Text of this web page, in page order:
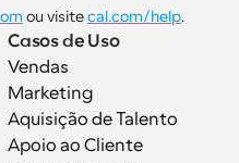
ou visite cal.com/help.
Casos de Uso
Vendas
Marketing
Aquisição de Talento
Apoio ao Cliente